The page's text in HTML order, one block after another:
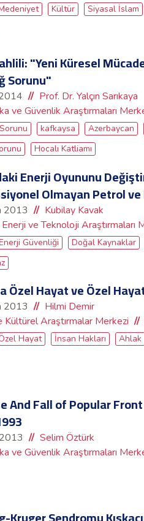
Kültür Siyasal İslam
"Yeni Küresel
Sorunu"
Prof. Dr. Yalçın Sarıkaya
ve Güvenlik Araştırmaları
kafkaysa Azerbaycan
Hocalı Katliamı
Enerji Oyununu
Olmayan Petrol ve
2013
Kubilay Kavak
ve Teknoloji Araştırmaları
Güvenliği Doğal Kaynaklar
Özel Hayat ve Özel
2013
Hilmi Demir
Kültürel Araştırmalar Merkezi
Hayat İnsan Hakları Ahlak
And Fall of Popular
Selim Öztürk
ve Güvenlik Araştırmaları